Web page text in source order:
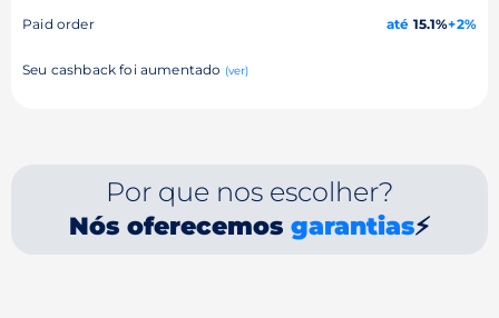
Paid order até 15.1%+2%
Seu cashback foi aumentado (ver)
Por que nos escolher?
Nós oferecemos garantias⚡